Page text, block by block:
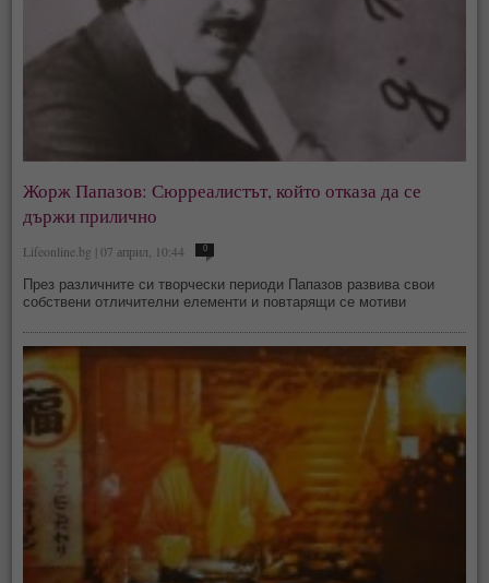
Жорж Папазов: Сюрреалистът, който отказа да се
държи прилично
Lifeonline.bg | 07 април, 10:44 0
През различните си творчески периоди Папазов развива свои
собствени отличителни елементи и повтарящи се мотиви